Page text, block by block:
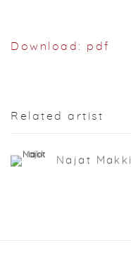
Download: pdf
Related artist
Najat Makki